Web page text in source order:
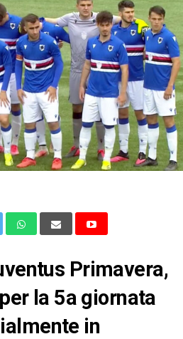
Primavera,
la 5a giornata
in